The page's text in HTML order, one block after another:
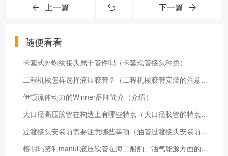
上一篇 下一篇
随便看看
卡套式外螺纹接头属于管件吗（卡套式管接头种类）
工程机械怎样选择液压胶管？（工程机械胶管安装的注意事项）
伊顿流体动力的Winner品牌简介（介绍）
大口径高压胶管在构造上有哪些特点（大口径胶管的特点及用途）
过渡接头安装前需要注意哪些事项（油管过渡接头安装前应做好清洁）
榕明玛努利manuli液压软管在海工船舶、油气能源方面的应用方案